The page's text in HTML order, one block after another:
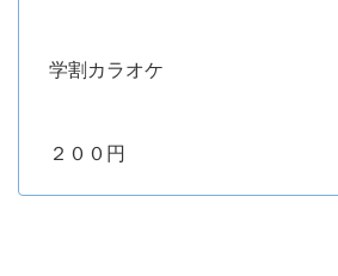
学割カラオケ
２００円